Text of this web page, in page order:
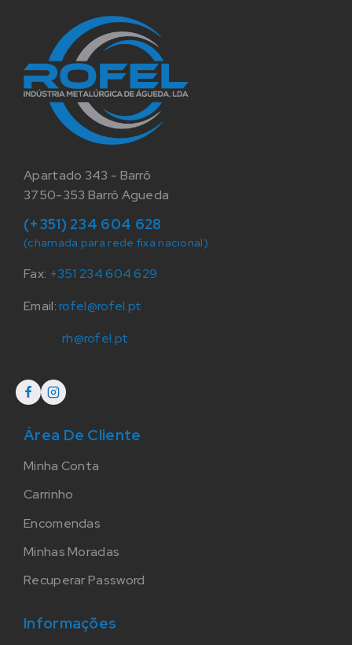
Apartado 343 - Barrô
3750-353 Barrô Agueda
(+351) 234 604 628
(chamada para rede fixa nacional)
Fax: +351 234 604 629
Email:rofel@rofel.pt
rh@rofel.pt
Área De Cliente
Minha Conta
Carrinho
Encomendas
Minhas Moradas
Recuperar Password
Informações